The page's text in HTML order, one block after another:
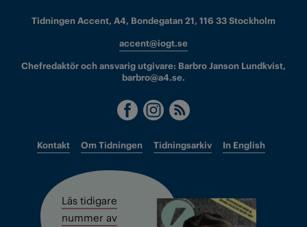
Tidningen Accent, A4, Bondegatan 21, 116 33 Stockholm
accent@iogt.se
Chefredaktör och ansvarig utgivare: Barbro Janson Lundkvist,
barbro@a4.se.
Kontakt Om Tidningen Tidningsarkiv In English
Läs tidigare
nummer av